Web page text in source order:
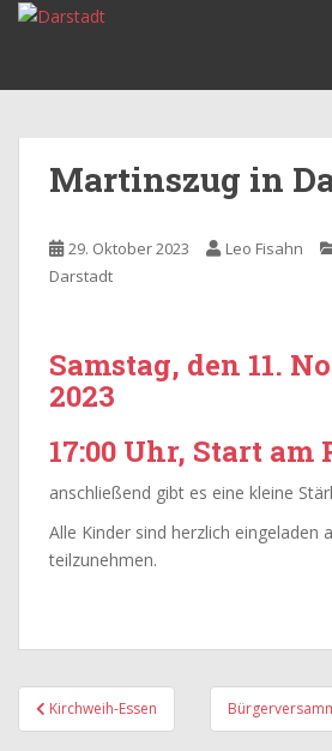
p
Martinszug in
29. Oktober 2023 Leo Fisahn
Darstadt
Samstag, den 11.
2023
17:00 Uhr, Start am
anschließend gibt es eine kleine
Alle Kinder sind herzlich eingeladen
teilzunehmen.
Beitragsnavigation
Kirchweih-Essen